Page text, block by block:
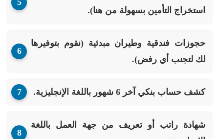
استخراج التأمين بسهولة من هنا).
حجوزات فندقية وطيران مبدئية (نقوم بتوفيرها
لك لتجنب أي رفض).
كشف حساب بنكي آخر 6 شهور باللغة الإنجليزية.
شهادة راتب أو تعريف من جهة العمل باللغة